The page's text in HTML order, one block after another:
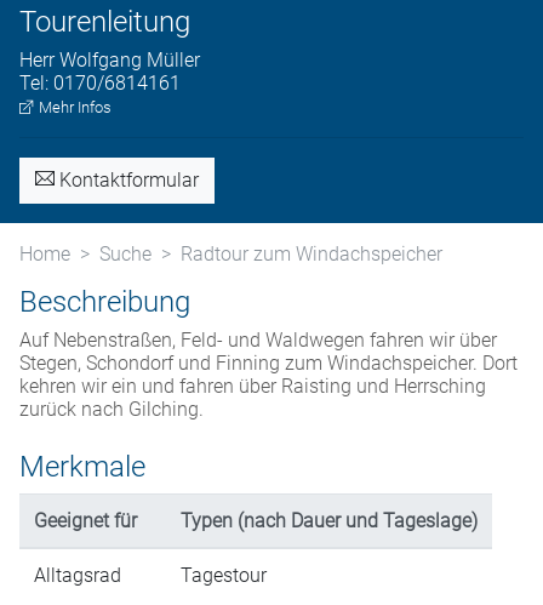
Tourenleitung
Herr Wolfgang Müller
Tel: 0170/6814161
Mehr Infos
Kontaktformular
Home Suche Radtour zum Windachspeicher
Beschreibung
Auf Nebenstraßen, Feld- und Waldwegen fahren wir über
Stegen, Schondorf und Finning zum Windachspeicher. Dort
kehren wir ein und fahren über Raisting und Herrsching
zurück nach Gilching.
Merkmale
Geeignet für Typen (nach Dauer und Tageslage)
Alltagsrad
Tagestour